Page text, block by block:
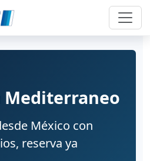
Mediterraneo
México con
reserva ya